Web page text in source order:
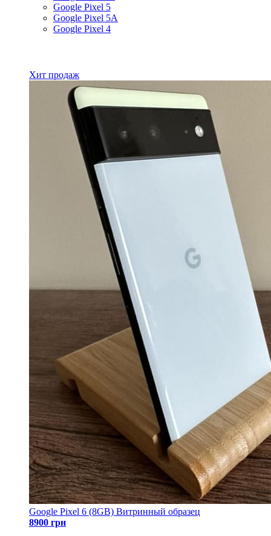
Google Pixel 5
Google Pixel 5A
Google Pixel 4
Хит продаж
Google Pixel 6 (8GB) Витринный образец
8900 грн